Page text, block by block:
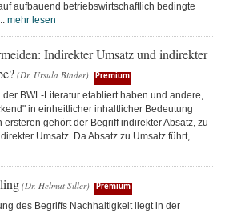
aufbauend betriebswirtschaftlich bedingte
mehr lesen
Indirekter Umsatz und indirekter
(Dr. Ursula Binder) Premium
der BWL-Literatur etabliert haben und andere,
in einheitlicher inhaltlicher Bedeutung
gehört der Begriff indirekter Absatz, zu
Umsatz. Da Absatz zu Umsatz führt,
(Dr. Helmut Siller) Premium
des Begriffs Nachhaltigkeit liegt in der